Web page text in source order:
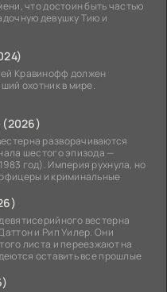
что достоин быть частью
девушку Тию и
Кравинофф должен
охотник в мире.
(2026)
разворачиваются
шестого эпизода —
год). Империя рухнула, но
и криминальные
вестерна
и Рип Уилер. Они
листа и переезжают на
оставить все прошлые